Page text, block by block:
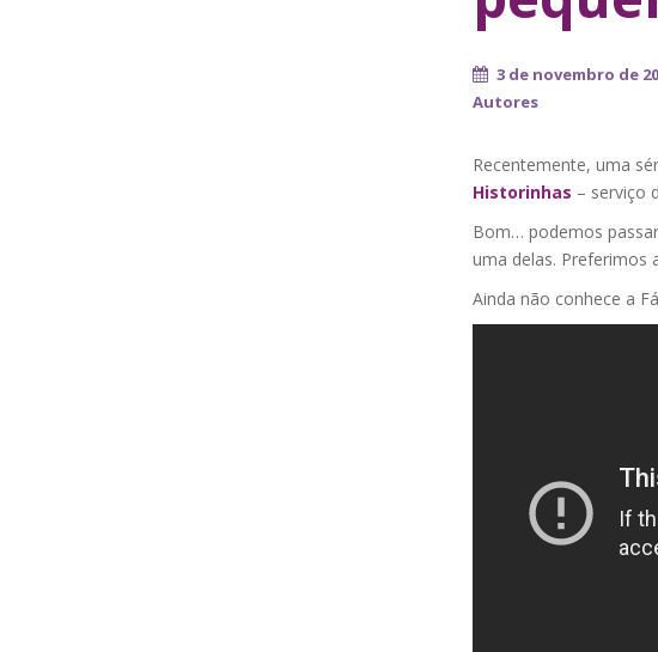
3 de novembro de
Autores
Recentemente, uma
Historinhas – serviço
Bom… podemos
uma delas. Preferimos
Ainda não conhece a